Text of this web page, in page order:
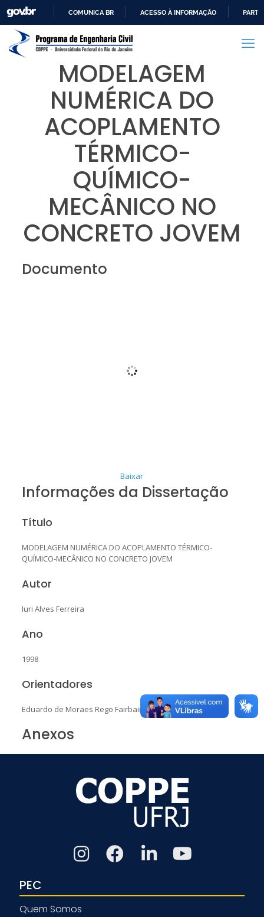
PARA
CONTEÚDO
COMUNICA BR ACESSO À INFORMAÇÃO
MODELAGEM
NUMÉRICA DO
ACOPLAMENTO
TÉRMICO-
QUÍMICO-
MECÂNICO NO
CONCRETO JOVEM
Documento
Baixar
Informações da Dissertação
Título
MODELAGEM NUMÉRICA DO ACOPLAMENTO TÉRMICO-
QUÍMICO-MECÂNICO NO CONCRETO JOVEM
Autor
Iuri Alves Ferreira
Ano
1998
Orientadores
Eduardo de Moraes Rego Fairbairn
Anexos
PEC
Quem Somos